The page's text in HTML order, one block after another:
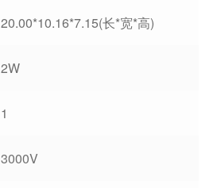
20.00*10.16*7.15(长*宽*高)
2W
1
3000V